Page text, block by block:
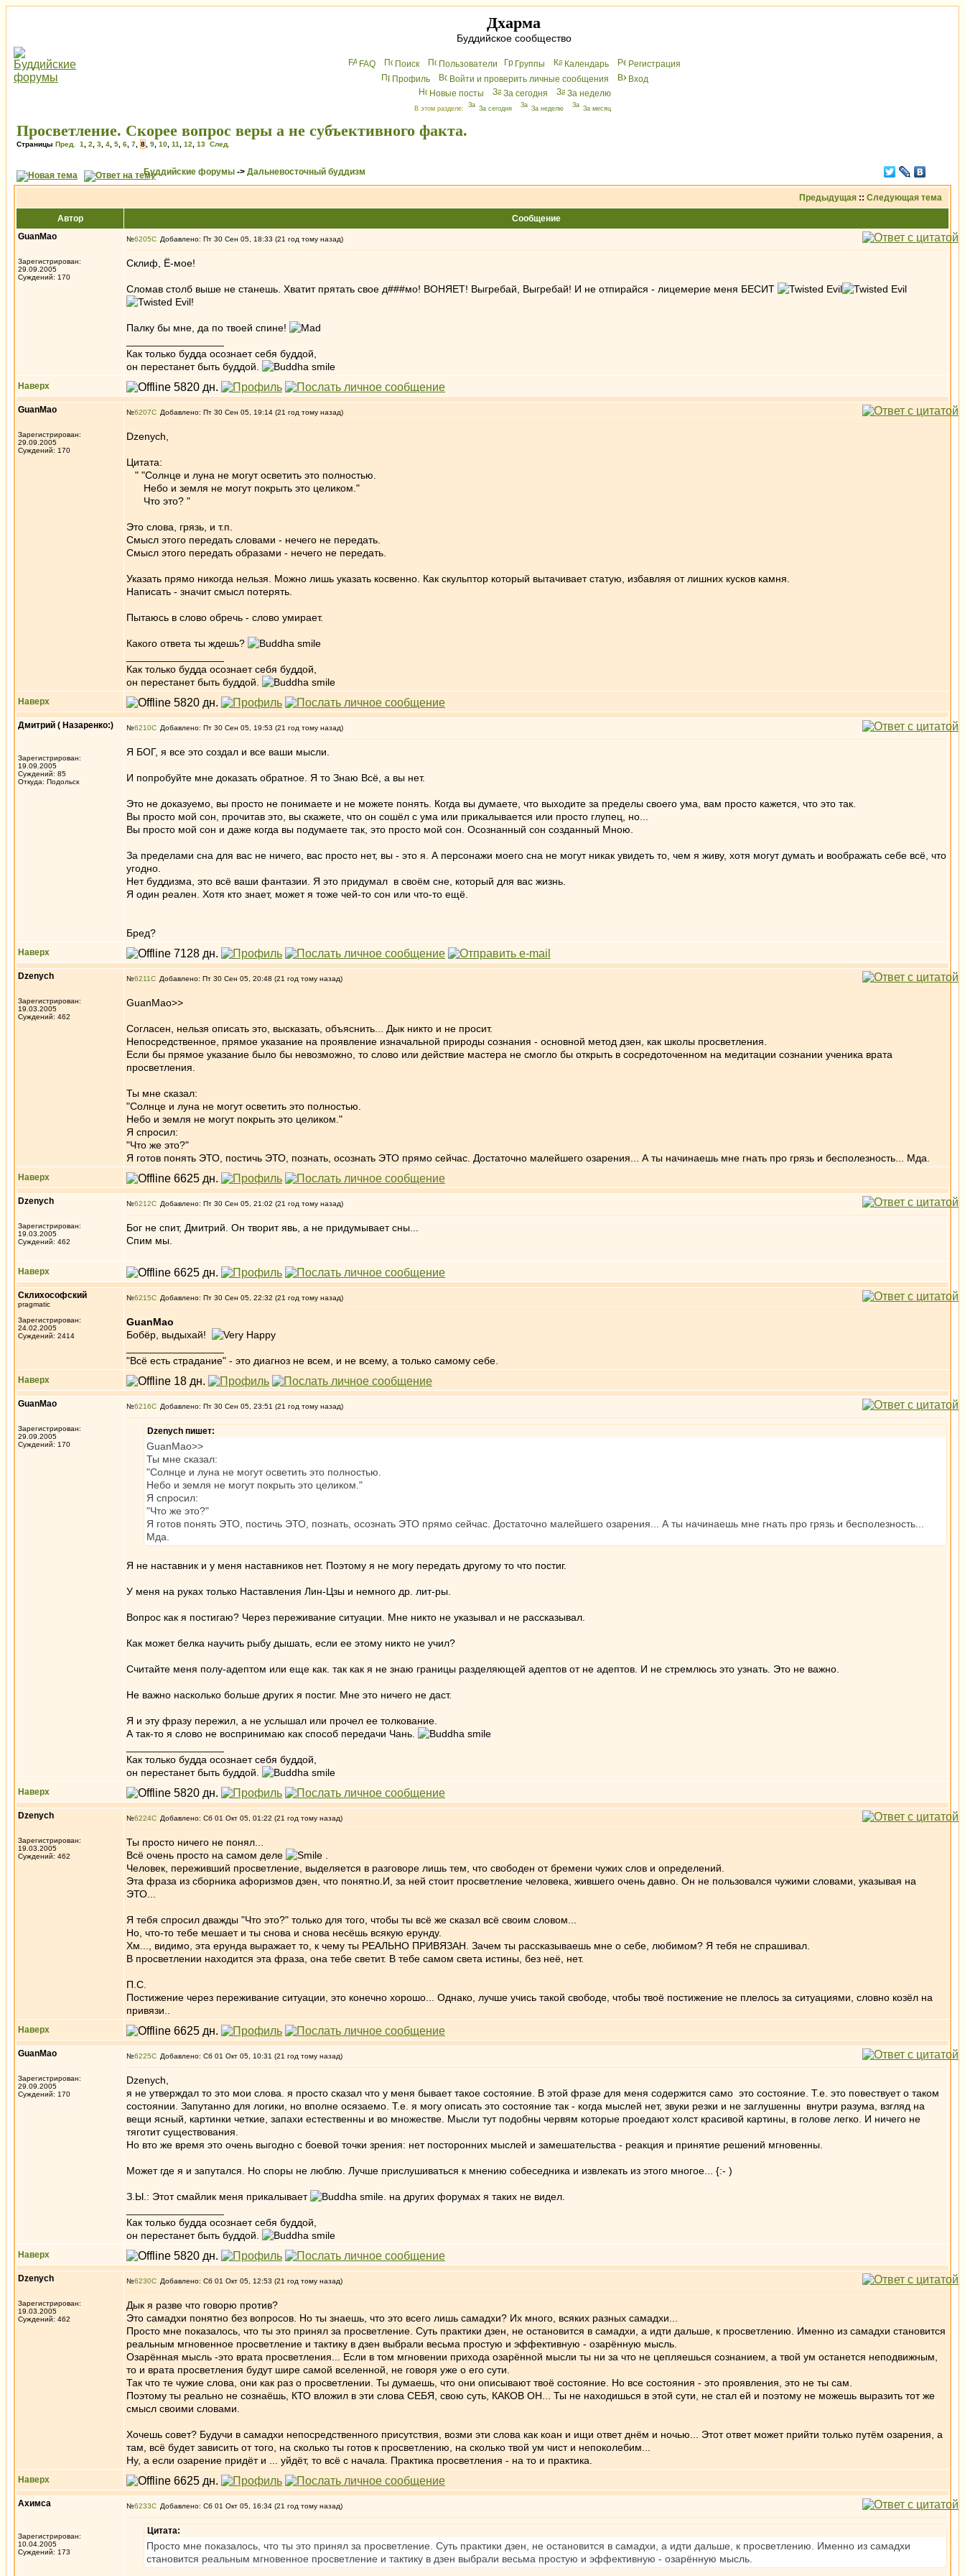
Дхарма
Буддийское сообщество
FAQ Поиск Пользователи Группы Календарь
Peгиcтрaция
Профиль
Войти и проверить личные сообщения
Вхoд
Новые посты
За сегодня За неделю
В этом разделе: За сегодня За неделю За месяц
Просветление. Скорее вопрос веры а не субъективного факта.
Страницы Пред. 1 2 3 4 5 6 7 8 9 10 11 12 13 След.
Буддийские форумы -> Дальневосточный буддизм
Предыдущая :: Следующая тема
Автор
Сообщение
GuanMao
Зарегистрирован:
29.09.2005
Суждений: 170
№6205 Добавлено: Пт 30 Сен 05, 18:33 (21 год тому назад)
Склиф, Ё-мое!
Сломав столб выше не станешь. Хватит прятать свое д###мо! ВОНЯЕТ! Выгребай, Выгребай! И не отпирайся - лицемерие меня БЕСИТ
!
Палку бы мне, да по твоей спине!
Как только будда осознает себя буддой,
он перестанет быть буддой.
Наверх
GuanMao
Зарегистрирован:
29.09.2005
Суждений: 170
№6207 Добавлено: Пт 30 Сен 05, 19:14 (21 год тому назад)
Dzenych,
Цитата:
" "Солнце и луна не могут осветить это полностью.
Небо и земля не могут покрыть это целиком."
Что это? "
Это слова, грязь, и т.п.
Смысл этого передать словами - нечего не передать.
Смысл этого передать образами - нечего не передать.
Указать прямо никогда нельзя. Можно лишь указать косвенно. Как скульптор который вытачивает статую, избавляя от лишних кусков камня.
Написать - значит смысл потерять.
Пытаюсь в слово обречь - слово умирает.
Какого ответа ты ждешь?
Как только будда осознает себя буддой,
он перестанет быть буддой.
Наверх
Дмитрий ( Назаренко:)
Зарегистрирован:
19.09.2005
Суждений: 85
Откуда: Подольск
№6210 Добавлено: Пт 30 Сен 05, 19:53 (21 год тому назад)
Я БОГ, я все это создал и все ваши мысли.
И попробуйте мне доказать обратное. Я то Знаю Всё, а вы нет.
Это не доказуемо, вы просто не понимаете и не можете понять. Когда вы думаете, что выходите за пределы своего ума, вам просто кажется, что это так.
Вы просто мой сон, прочитав это, вы скажете, что он сошёл с ума или прикалывается или просто глупец, но...
Вы просто мой сон и даже когда вы подумаете так, это просто мой сон. Осознанный сон созданный Мною.
За пределами сна для вас не ничего, вас просто нет, вы - это я. А персонажи моего сна не могут никак увидеть то, чем я живу, хотя могут думать и воображать себе всё, что
угодно.
Нет буддизма, это всё ваши фантазии. Я это придумал в своём сне, который для вас жизнь.
Я один реален. Хотя кто знает, может я тоже чей-то сон или что-то ещё.
Бред?
Наверх
Dzenych
Зарегистрирован:
19.03.2005
Суждений: 462
№6211 Добавлено: Пт 30 Сен 05, 20:48 (21 год тому назад)
GuanMao>>
Согласен, нельзя описать это, высказать, объяснить... Дык никто и не просит.
Непосредственное, прямое указание на проявление изначальной природы сознания - основной метод дзен, как школы просветления.
Если бы прямое указание было бы невозможно, то слово или действие мастера не смогло бы открыть в сосредоточенном на медитации сознании ученика врата
просветления.
Ты мне сказал:
"Солнце и луна не могут осветить это полностью.
Небо и земля не могут покрыть это целиком."
Я спросил:
"Что же это?"
Я готов понять ЭТО, постичь ЭТО, познать, осознать ЭТО прямо сейчас. Достаточно малейшего озарения... А ты начинаешь мне гнать про грязь и бесполезность... Мда.
Наверх
Dzenych
Зарегистрирован:
19.03.2005
Суждений: 462
№6212 Добавлено: Пт 30 Сен 05, 21:02 (21 год тому назад)
Бог не спит, Дмитрий. Он творит явь, а не придумывает сны...
Спим мы.
Наверх
Склихософский
pragmatic
Зарегистрирован:
24.02.2005
Суждений: 2414
№6215 Добавлено: Пт 30 Сен 05, 22:32 (21 год тому назад)
GuanMao
Бобёр, выдыхай!
"Всё есть страдание" - это диагноз не всем, и не всему, а только самому себе.
Наверх
GuanMao
Зарегистрирован:
29.09.2005
Суждений: 170
№6216 Добавлено: Пт 30 Сен 05, 23:51 (21 год тому назад)
Dzenych пишет:
GuanMao>>
Ты мне сказал:
"Солнце и луна не могут осветить это полностью.
Небо и земля не могут покрыть это целиком."
Я спросил:
"Что же это?"
Я готов понять ЭТО, постичь ЭТО, познать, осознать ЭТО прямо сейчас. Достаточно малейшего озарения... А ты начинаешь мне гнать про грязь и бесполезность...
Мда.
Я не наставник и у меня наставников нет. Поэтому я не могу передать другому то что постиг.
У меня на руках только Наставления Лин-Цзы и немного др. лит-ры.
Вопрос как я постигаю? Через переживание ситуации. Мне никто не указывал и не рассказывал.
Как может белка научить рыбу дышать, если ее этому никто не учил?
Считайте меня полу-адептом или еще как. так как я не знаю границы разделяющей адептов от не адептов. И не стремлюсь это узнать. Это не важно.
Не важно насколько больше других я постиг. Мне это ничего не даст.
Я и эту фразу пережил, а не услышал или прочел ее толкование.
А так-то я слово не воспринимаю как способ передачи Чань.
Как только будда осознает себя буддой,
он перестанет быть буддой.
Наверх
Dzenych
Зарегистрирован:
19.03.2005
Суждений: 462
№6224 Добавлено: Сб 01 Окт 05, 01:22 (21 год тому назад)
Ты просто ничего не понял...
Всё очень просто на самом деле
Человек, переживший просветление, выделяется в разговоре лишь тем, что свободен от бремени чужих слов и определений.
Эта фраза из сборника афоризмов дзен, что понятно.И, за ней стоит просветление человека, жившего очень давно. Он не пользовался чужими словами, указывая на
ЭТО...
Я тебя спросил дважды "Что это?" только для того, чтобы ты всё же сказал всё своим словом...
Но, что-то тебе мешает и ты снова и снова несёшь всякую ерунду.
Хм..., видимо, эта ерунда выражает то, к чему ты РЕАЛЬНО ПРИВЯЗАН. Зачем ты рассказываешь мне о себе, любимом? Я тебя не спрашивал.
В просветлении находится эта фраза, она тебе светит. В тебе самом света истины, без неё, нет.
П.С.
Постижение через переживание ситуации, это конечно хорошо... Однако, лучше учись такой свободе, чтобы твоё постижение не плелось за ситуациями, словно козёл на
привязи..
Наверх
GuanMao
Зарегистрирован:
29.09.2005
Суждений: 170
№6225 Добавлено: Сб 01 Окт 05, 10:31 (21 год тому назад)
Dzenych,
я не утверждал то это мои слова. я просто сказал что у меня бывает такое состояние. В этой фразе для меня содержится само это состояние. Т.е. это повествует о таком
состоянии. Запутанно для логики, но вполне осязаемо. Т.е. я могу описать это состояние так - когда мыслей нет, звуки резки и не заглушенны внутри разума, взгляд на
вещи ясный, картинки четкие, запахи естественны и во множестве. Мысли тут подобны червям которые проедают холст красивой картины, в голове легко. И ничего не
тяготит существования.
Но вто же время это очень выгодно с боевой точки зрения: нет посторонних мыслей и замешательства - реакция и принятие решений мгновенны.
Может где я и запутался. Но споры не люблю. Лучше прислушиваться к мнению собеседника и извлекать из этого многое... {:- )
З.Ы.: Этот смайлик меня прикалывает
. на других форумах я таких не видел.
Как только будда осознает себя буддой,
он перестанет быть буддой.
Наверх
Dzenych
Зарегистрирован:
19.03.2005
Суждений: 462
№6230 Добавлено: Сб 01 Окт 05, 12:53 (21 год тому назад)
Дык я разве что говорю против?
Это самадхи понятно без вопросов. Но ты знаешь, что это всего лишь самадхи? Их много, всяких разных самадхи...
Просто мне показалось, что ты это принял за просветление. Суть практики дзен, не остановится в самадхи, а идти дальше, к просветлению. Именно из самадхи становится
реальным мгновенное просветление и тактику в дзен выбрали весьма простую и эффективную - озарённую мысль.
Озарённая мысль -это врата просветления... Если в том мгновении прихода озарённой мысли ты ни за что не цепляешься сознанием, а твой ум останется неподвижным,
то и врата просветления будут шире самой вселенной, не говоря уже о его сути.
Так что те чужие слова, они как раз о просветлении. Ты думаешь, что они описывают твоё состояние. Но все состояния - это проявления, это не ты сам.
Поэтому ты реально не сознаёшь, КТО вложил в эти слова СЕБЯ, свою суть, КАКОВ ОН... Ты не находишься в этой сути, не стал ей и поэтому не можешь выразить тот же
смысл своими словами.
Хочешь совет? Будучи в самадхи непосредственного присутствия, возми эти слова как коан и ищи ответ днём и ночью... Этот ответ может прийти только путём озарения, а
там, всё будет зависить от того, на сколько ты готов к просветлению, на сколько твой ум чист и непоколебим...
Ну, а если озарение придёт и ... уйдёт, то всё с начала. Практика просветления - на то и практика.
Наверх
Ахимса
Зарегистрирован:
10.04.2005
Суждений: 173
№6233 Добавлено: Сб 01 Окт 05, 16:34 (21 год тому назад)
Цитата:
Просто мне показалось, что ты это принял за просветление. Суть практики дзен, не остановится в самадхи, а идти дальше, к просветлению. Именно из самадхи
становится реальным мгновенное просветление и тактику в дзен выбрали весьма простую и эффективную - озарённую мысль.